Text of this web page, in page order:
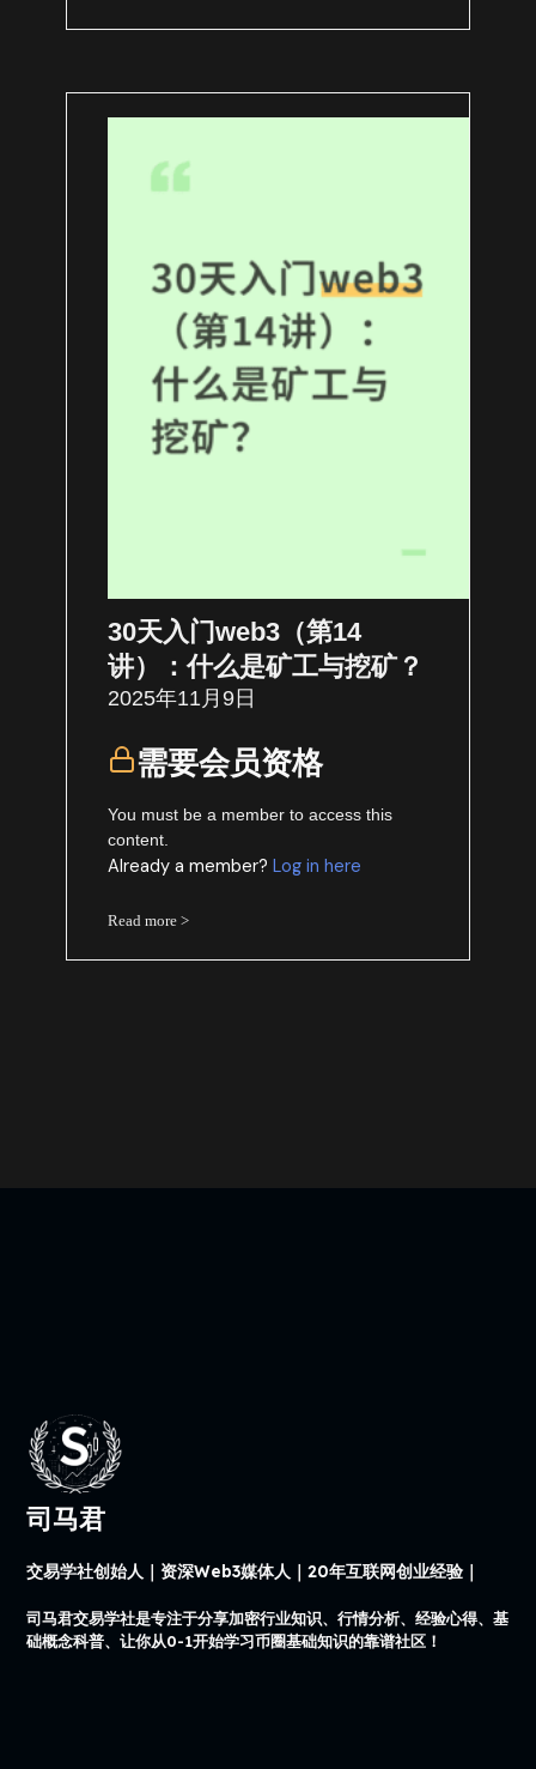
30天入门web3（第14
讲）：什么是矿工与挖矿？
2025年11月9日
需要会员资格
You must be a member to access this
content.
Already a member?Log in here
Read more >
司马君
交易学社创始人｜资深Web3媒体人｜20年互联网创业经验｜
司马君交易学社是专注于分享加密行业知识、行情分析、经验心得、基
础概念科普、让你从0-1开始学习币圈基础知识的靠谱社区！